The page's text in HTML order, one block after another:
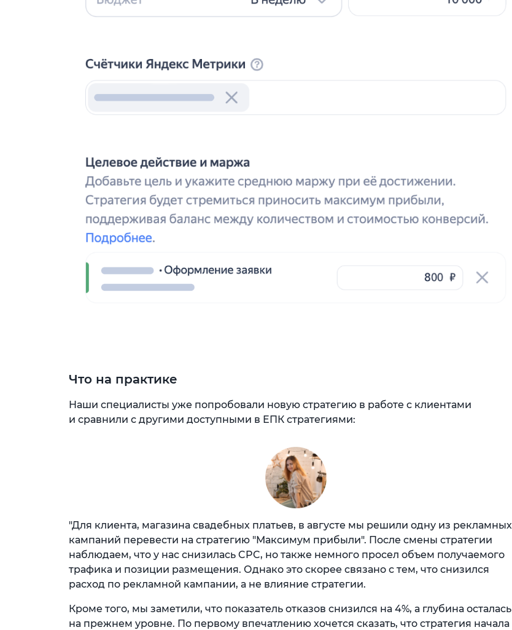
Что на практике
Наши специалисты уже попробовали новую стратегию в работе с клиентами
и сравнили с другими доступными в ЕПК стратегиями:
"Для клиента, магазина свадебных платьев, в августе мы решили одну из рекламных
кампаний перевести на стратегию "Максимум прибыли". После смены стратегии
наблюдаем, что у нас снизилась CPC, но также немного просел объем получаемого
трафика и позиции размещения. Однако это скорее связано с тем, что снизился
расход по рекламной кампании, а не влияние стратегии.
Кроме того, мы заметили, что показатель отказов снизился на 4%, а глубина осталась
на прежнем уровне. По первому впечатлению хочется сказать, что стратегия начала